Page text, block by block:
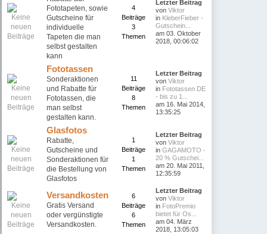
Fototapeten, sowie
Gutscheine für
individuelle
Tapeten die man
selbst gestalten
kann
4
Beiträge
3
Themen
Letzter Beitrag
vonViktor
in KleberFieber -
Gutschein...
am 03. Oktober
2018, 00:06:02
Fototassen
Sonderaktionen
und Rabatte für
Fototassen, die
man selbst
gestalten kann.
11
Beiträge
8
Themen
Letzter Beitrag
vonViktor
in Fototassen DE
- bis zu 1...
am 16. Mai 2014,
13:35:25
Glasfotos
Rabatte,
Gutscheine und
Sonderaktionen für
die Bestellung von
Glasfotos
1
Beiträge
1
Themen
Letzter Beitrag
vonViktor
inGAGAMOTO -
20 % Gutschei...
am 20. Mai 2011,
12:35:59
Versandkosten
Gratis Versand
oder vergünstigte
Versandkosten.
6
Beiträge
6
Themen
Letzter Beitrag
vonViktor
in FotoPremio
bietet für Os...
am 04. März
2018, 13:05:03